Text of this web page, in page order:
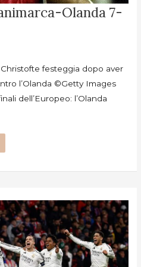
Olanda 7-
festeggia dopo aver
l’Olanda ©Getty Images
dell’Europeo: l’Olanda